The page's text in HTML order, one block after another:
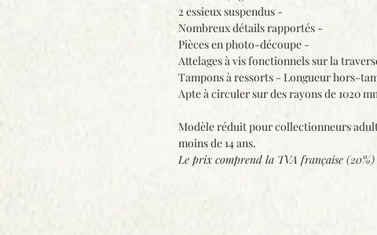
2 essieux suspendus -
Nombreux détails rapportés -
Pièces en photo-découpe -
Attelages à vis fonctionnels sur la
Tampons à ressorts - Longueur hors-
Apte à circuler sur des rayons de 1020
Modèle réduit pour collectionneurs
moins de 14 ans.
Le prix comprend la TVA française (20%)